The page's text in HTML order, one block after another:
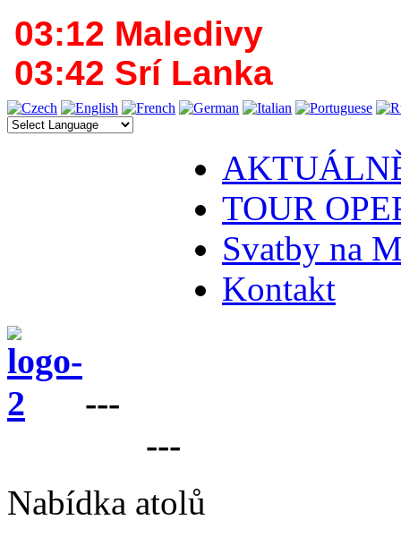
03:12 Maledivy
03:42 Srí Lanka
TOUR
Svatby na
Kontakt
---
---
Nabídka atolů